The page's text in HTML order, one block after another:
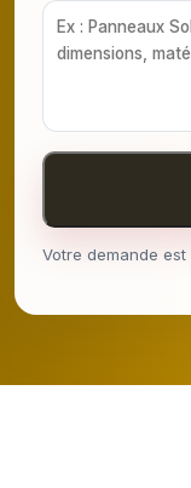
Votre demande est